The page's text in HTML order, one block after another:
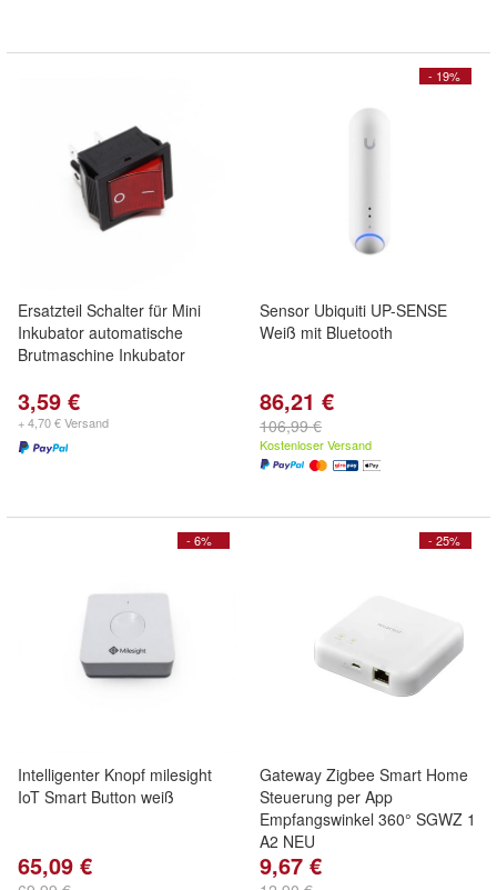
Ersatzteil Schalter für Mini
Inkubator automatische
Brutmaschine Inkubator
3,59 €
+ 4,70 € Versand
- 19%
Sensor Ubiquiti UP-SENSE
Weiß mit Bluetooth
86,21 €
106,99 €
Kostenloser Versand
- 6%
Intelligenter Knopf milesight
IoT Smart Button weiß
65,09 €
- 25%
Gateway Zigbee Smart Home
Steuerung per App
Empfangswinkel 360° SGWZ 1
A2 NEU
9,67 €